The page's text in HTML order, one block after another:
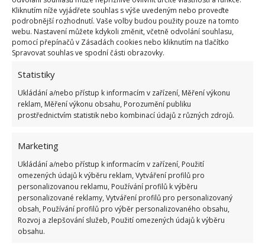
Kliknutím níže vyjádřete souhlas s výše uvedeným nebo proveďte
podrobnější rozhodnutí. Vaše volby budou použity pouze na tomto
webu. Nastavení můžete kdykoli změnit, včetně odvolání souhlasu,
pomocí přepínačů v Zásadách cookies nebo kliknutím na tlačítko
Spravovat souhlas ve spodní části obrazovky.
Statistiky
Ukládání a/nebo přístup k informacím v zařízení, Měření výkonu
reklam, Měření výkonu obsahu, Porozumění publiku
prostřednictvím statistik nebo kombinací údajů z různých zdrojů.
Marketing
Ukládání a/nebo přístup k informacím v zařízení, Použití
omezených údajů k výběru reklam, Vytváření profilů pro
personalizovanou reklamu, Používání profilů k výběru
personalizované reklamy, Vytváření profilů pro personalizovaný
obsah, Používání profilů pro výběr personalizovaného obsahu,
Rozvoj a zlepšování služeb, Použití omezených údajů k výběru
obsahu.
které může zajistit určitou finanční kompenzaci za
případné poškození vašich věcí v důsledku požáru,
povodně nebo krádeže, jistě stojí za zvážení.
I detaily jsou důležité
Až se Vám povede všechno dokoupit, zařídit,
namontovat, smontovat a vybalit, jistě si zasloužíte
zaměřit na poslední detaily
na zvonku, namontování podlahových lišt nebo
zavěšení zrcadla v chodbě. Pokud totiž tyto zdánlivé
maličkosti odložíte, může se jednoduše stát, že vám
časem přestanou nejenom vadit, ale nakonec je ani
neuvidíte a nikdy nedoděláte.